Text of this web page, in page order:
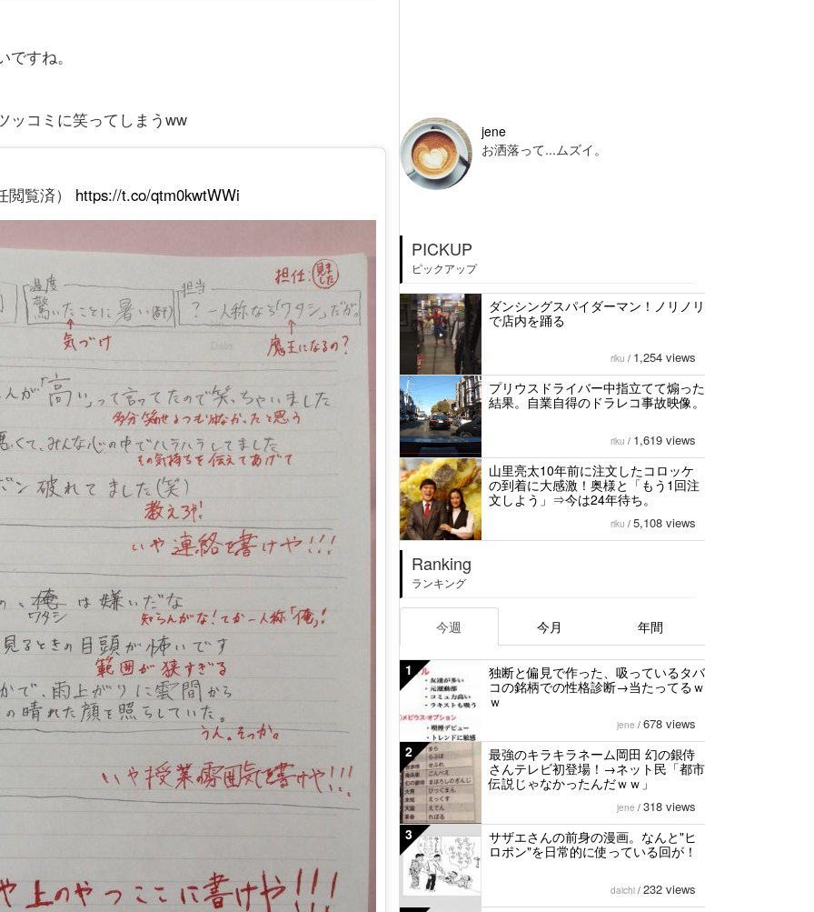
すね。
ッコミに笑ってしまうww
覧済） https://t.co/qtm0kwtWWi
jene
お洒落って...ムズイ。
PICKUP
ピックアップ
ダンシングスパイダーマン！ノリノリ
で店内を踊る
riku / 1,254 views
プリウスドライバー中指立てて煽った
結果。自業自得のドラレコ事故映像。
riku / 1,619 views
山里亮太10年前に注文したコロッケ
の到着に大感激！奥様と「もう1回注
文しよう」⇒今は24年待ち。
riku / 5,108 views
Ranking
ランキング
今週 今月 年間
1
独断と偏見で作った、吸っているタバ
コの銘柄での性格診断→当たってるｗ
ｗ
jene / 678 views
2
最強のキラキラネーム岡田 幻の銀侍
さんテレビ初登場！→ネット民「都市
伝説じゃなかったんだｗｗ」
jene / 318 views
3
サザエさんの前身の漫画。なんと"ヒ
ロポン"を日常的に使っている回が！
daichi / 232 views